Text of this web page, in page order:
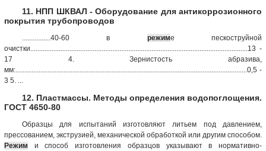
11. НПП ШКВАЛ - Оборудование для антикоррозионного
покрытия трубопроводов
................40-60 в режиме пескоструйной
очистки..........................................................................................................................13 -
17 4. Зернистость абразива,
мм:..................................................................................................................................0,5 -
3 5. ...
12. Пластмассы. Методы определения водопоглощения.
ГОСТ 4650-80
Образцы для испытаний изготовляют литьем под давлением,
прессованием, экструзией, механической обработкой или другим способом.
Режим и способ изготовления образцов указывают в нормативно-